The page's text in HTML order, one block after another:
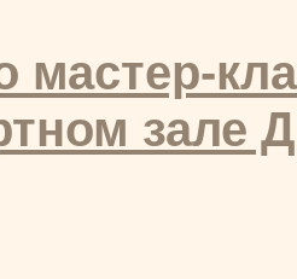
мастер-